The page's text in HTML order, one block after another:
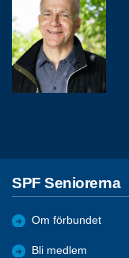
SPF Seniorerna
Om förbundet
Bli medlem